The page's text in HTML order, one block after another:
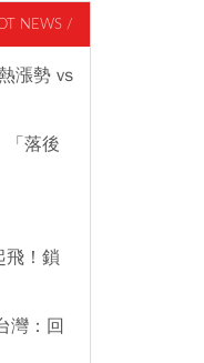
NEWS /
漲勢 vs
「落後
飛！鎖
灣：回